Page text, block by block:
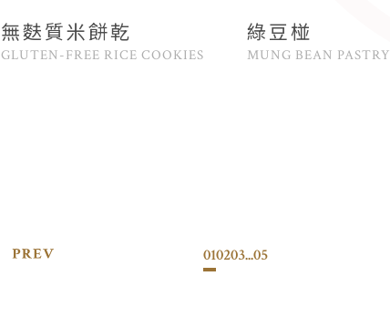
無麩質米餅乾
GLUTEN-FREE RICE COOKIES
綠豆椪
MUNG BEAN PASTRY
010203...05